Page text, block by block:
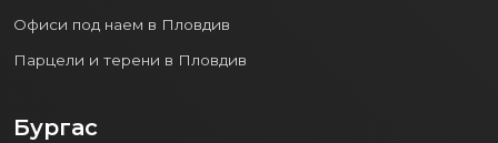
Офиси под наем в Пловдив
Парцели и терени в Пловдив
Бургас